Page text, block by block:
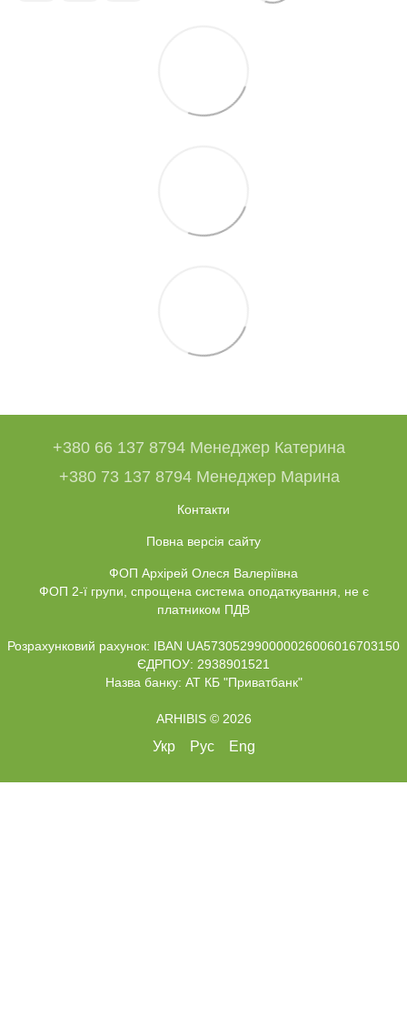
+380 66 137 8794 Менеджер Катерина
+380 73 137 8794 Менеджер Марина
Контакти
Повна версія сайту
ФОП Архірей Олеся Валеріївна
ФОП 2-ї групи, спрощена система оподаткування, не є
платником ПДВ
Розрахунковий рахунок: IBAN UA573052990000026006016703150
ЄДРПОУ: 2938901521
Назва банку: АТ КБ "Приватбанк"
ARHIBIS © 2026
Укр Рус Eng